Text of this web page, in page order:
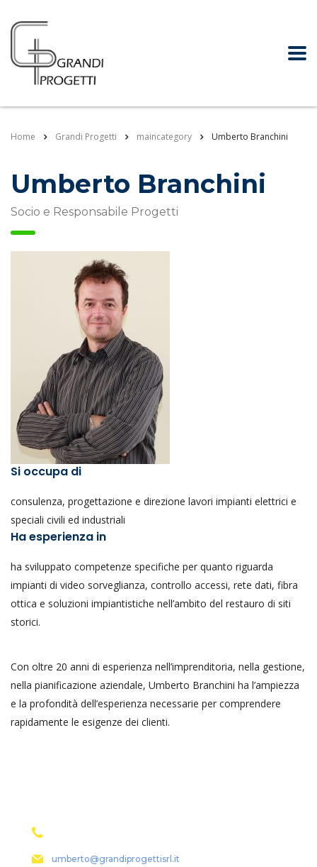
Home Grandi Progetti maincategory Umberto Branchini
Umberto Branchini
Socio e Responsabile Progetti
Si occupa di
consulenza, progettazione e direzione lavori impianti elettrici e
speciali civili ed industriali
Ha esperienza in
ha sviluppato competenze specifiche per quanto riguarda
impianti di video sorveglianza, controllo accessi, rete dati, fibra
ottica e soluzioni impiantistiche nell’ambito del restauro di siti
storici.
Con oltre 20 anni di esperienza nell’imprenditoria, nella gestione,
nella pianificazione aziendale, Umberto Branchini ha l’ampiezza
e la profondità dell’esperienza necessarie per comprendere
rapidamente le esigenze dei clienti.
umberto@grandiprogettisrl.it